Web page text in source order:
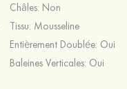
Châles: Non
Tissu: Mousseline
Entièrement Doublée: Oui
Baleines Verticales: Oui